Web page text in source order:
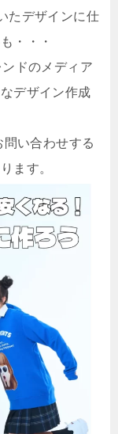
たデザインに仕
・・・
ドのメディア
デザイン作成
い合わせする
ます。